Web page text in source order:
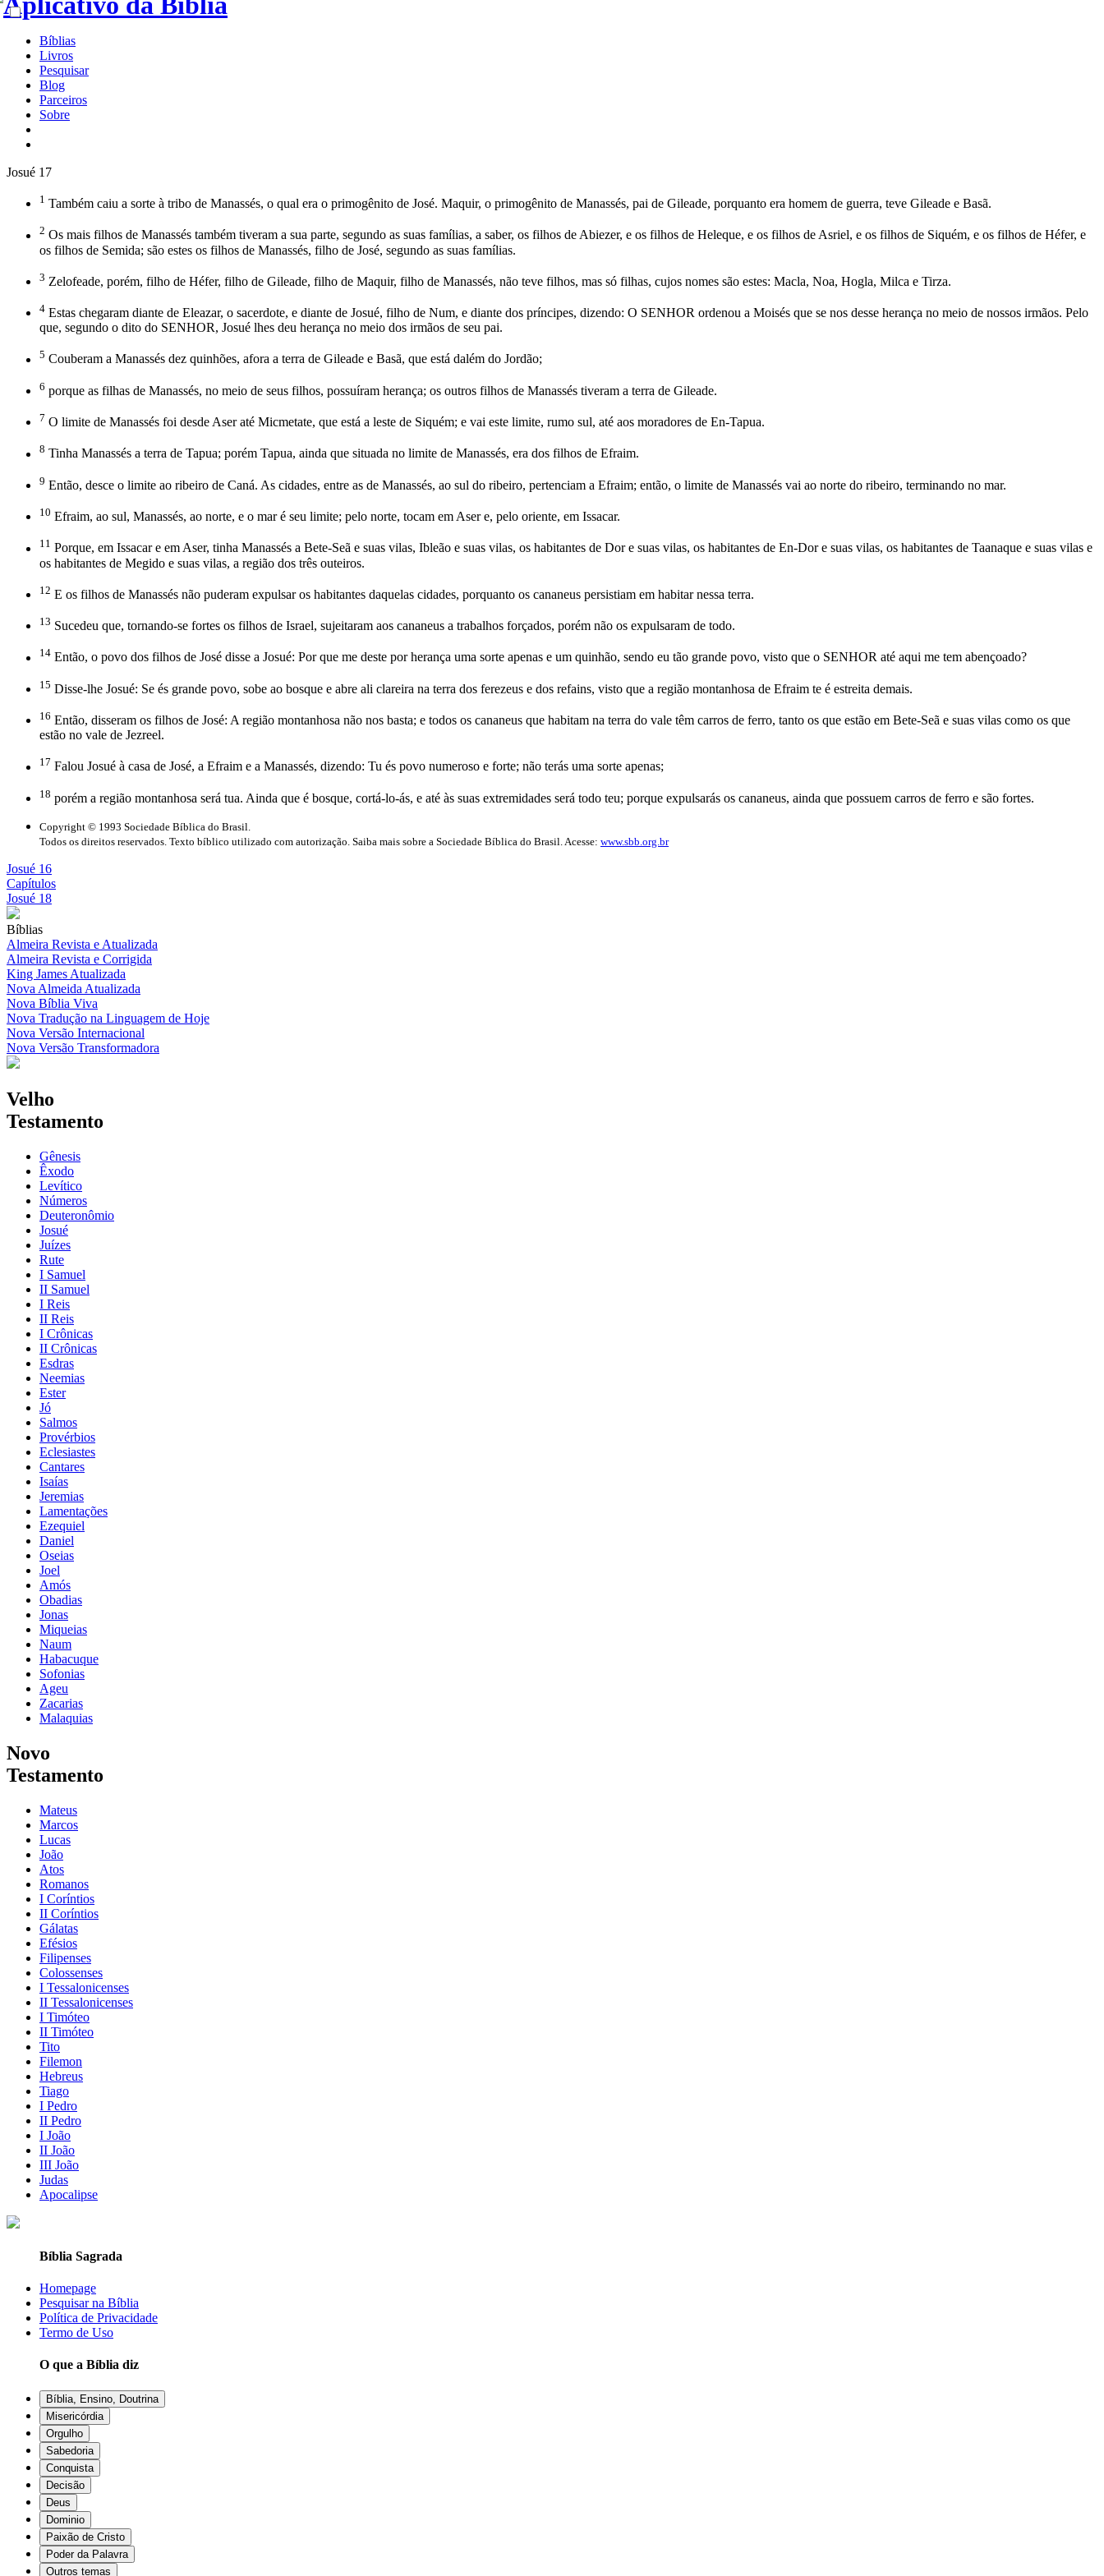
Bíblias
Livros
Pesquisar
Blog
Parceiros
Sobre
Josué 17
1 Também caiu a sorte à tribo de Manassés, o qual era o primogênito de José. Maquir, o primogênito de Manassés, pai de Gileade, porquanto era homem de guerra, teve Gileade e Basã.
2 Os mais filhos de Manassés também tiveram a sua parte, segundo as suas famílias, a saber, os filhos de Abiezer, e os filhos de Heleque, e os filhos de Asriel, e os filhos de Siquém, e os filhos de Héfer, e
os filhos de Semida; são estes os filhos de Manassés, filho de José, segundo as suas famílias.
3 Zelofeade, porém, filho de Héfer, filho de Gileade, filho de Maquir, filho de Manassés, não teve filhos, mas só filhas, cujos nomes são estes: Macla, Noa, Hogla, Milca e Tirza.
4 Estas chegaram diante de Eleazar, o sacerdote, e diante de Josué, filho de Num, e diante dos príncipes, dizendo: O SENHOR ordenou a Moisés que se nos desse herança no meio de nossos irmãos. Pelo
que, segundo o dito do SENHOR, Josué lhes deu herança no meio dos irmãos de seu pai.
5 Couberam a Manassés dez quinhões, afora a terra de Gileade e Basã, que está dalém do Jordão;
6 porque as filhas de Manassés, no meio de seus filhos, possuíram herança; os outros filhos de Manassés tiveram a terra de Gileade.
7 O limite de Manassés foi desde Aser até Micmetate, que está a leste de Siquém; e vai este limite, rumo sul, até aos moradores de En-Tapua.
8 Tinha Manassés a terra de Tapua; porém Tapua, ainda que situada no limite de Manassés, era dos filhos de Efraim.
9 Então, desce o limite ao ribeiro de Caná. As cidades, entre as de Manassés, ao sul do ribeiro, pertenciam a Efraim; então, o limite de Manassés vai ao norte do ribeiro, terminando no mar.
10 Efraim, ao sul, Manassés, ao norte, e o mar é seu limite; pelo norte, tocam em Aser e, pelo oriente, em Issacar.
11 Porque, em Issacar e em Aser, tinha Manassés a Bete-Seã e suas vilas, Ibleão e suas vilas, os habitantes de Dor e suas vilas, os habitantes de En-Dor e suas vilas, os habitantes de Taanaque e suas vilas e
os habitantes de Megido e suas vilas, a região dos três outeiros.
12 E os filhos de Manassés não puderam expulsar os habitantes daquelas cidades, porquanto os cananeus persistiam em habitar nessa terra.
13 Sucedeu que, tornando-se fortes os filhos de Israel, sujeitaram aos cananeus a trabalhos forçados, porém não os expulsaram de todo.
14 Então, o povo dos filhos de José disse a Josué: Por que me deste por herança uma sorte apenas e um quinhão, sendo eu tão grande povo, visto que o SENHOR até aqui me tem abençoado?
15 Disse-lhe Josué: Se és grande povo, sobe ao bosque e abre ali clareira na terra dos ferezeus e dos refains, visto que a região montanhosa de Efraim te é estreita demais.
16 Então, disseram os filhos de José: A região montanhosa não nos basta; e todos os cananeus que habitam na terra do vale têm carros de ferro, tanto os que estão em Bete-Seã e suas vilas como os que
estão no vale de Jezreel.
17 Falou Josué à casa de José, a Efraim e a Manassés, dizendo: Tu és povo numeroso e forte; não terás uma sorte apenas;
18 porém a região montanhosa será tua. Ainda que é bosque, cortá-lo-ás, e até às suas extremidades será todo teu; porque expulsarás os cananeus, ainda que possuem carros de ferro e são fortes.
Copyright © 1993 Sociedade Bíblica do Brasil.
Todos os direitos reservados. Texto bíblico utilizado com autorização. Saiba mais sobre a Sociedade Bíblica do Brasil. Acesse: www.sbb.org.br
Josué 16
Capítulos
Josué 18
Bíblias
Almeira Revista e Atualizada
Almeira Revista e Corrigida
King James Atualizada
Nova Almeida Atualizada
Nova Bíblia Viva
Nova Tradução na Linguagem de Hoje
Nova Versão Internacional
Nova Versão Transformadora
Velho
Testamento
Gênesis
Êxodo
Levítico
Números
Deuteronômio
Josué
Juízes
Rute
I Samuel
II Samuel
I Reis
II Reis
I Crônicas
II Crônicas
Esdras
Neemias
Ester
Jó
Salmos
Provérbios
Eclesiastes
Cantares
Isaías
Jeremias
Lamentações
Ezequiel
Daniel
Oseias
Joel
Amós
Obadias
Jonas
Miqueias
Naum
Habacuque
Sofonias
Ageu
Zacarias
Malaquias
Novo
Testamento
Mateus
Marcos
Lucas
João
Atos
Romanos
I Coríntios
II Coríntios
Gálatas
Efésios
Filipenses
Colossenses
I Tessalonicenses
II Tessalonicenses
I Timóteo
II Timóteo
Tito
Filemon
Hebreus
Tiago
I Pedro
II Pedro
I João
II João
III João
Judas
Apocalipse
Bíblia Sagrada
Homepage
Pesquisar na Bíblia
Política de Privacidade
Termo de Uso
O que a Bíblia diz
Bíblia, Ensino, Doutrina
Misericórdia
Orgulho
Sabedoria
Conquista
Decisão
Deus
Dominio
Paixão de Cristo
Poder da Palavra
Outros temas